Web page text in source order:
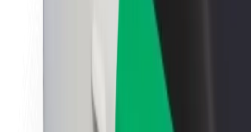
ინვესტორებთან ურთიერთობა
ლიდერობა
ბრენდი